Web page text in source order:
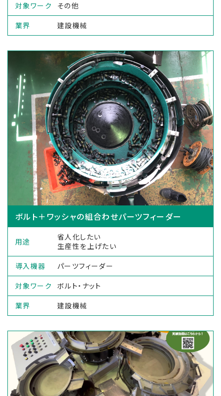
対象ワーク
その他
業界
建設機械
ボルト＋ワッシャの組合わせパーツフィーダー
用途
省人化したい
生産性を上げたい
導入機器
パーツフィーダー
対象ワーク
ボルト・ナット
業界
建設機械